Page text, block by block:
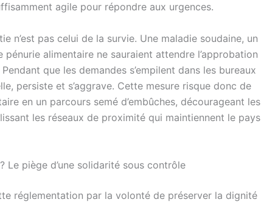
agile pour répondre aux urgences.
n’est pas celui de la survie. Une maladie soudaine, un
alimentaire ne sauraient attendre l’approbation
que les demandes s’empilent dans les bureaux
persiste et s’aggrave. Cette mesure risque donc de
en un parcours semé d’embûches, décourageant les
les réseaux de proximité qui maintiennent le pays
Le piège d’une solidarité sous contrôle
réglementation par la volonté de préserver la dignité